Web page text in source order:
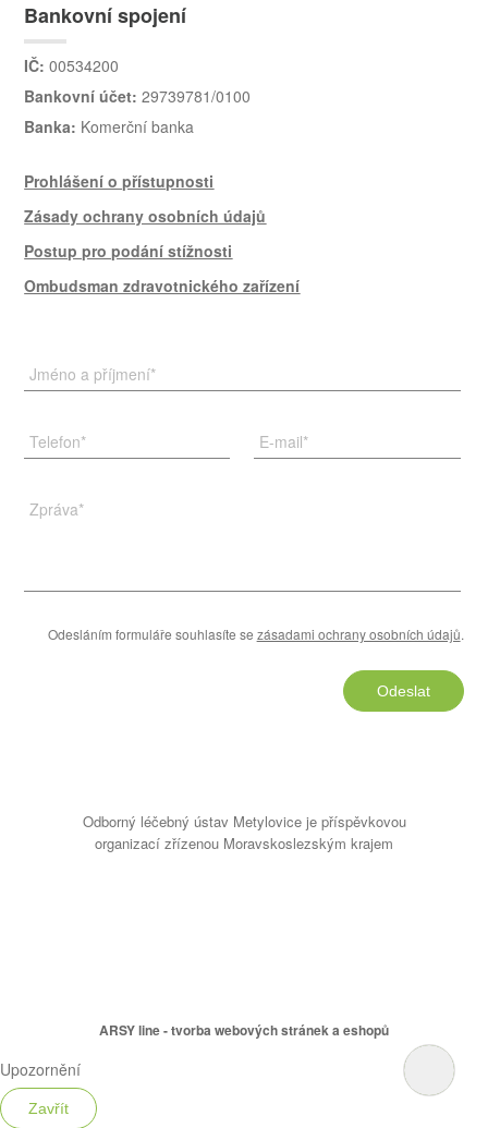
Bankovní spojení
IČ: 00534200
Bankovní účet: 29739781/0100
Banka: Komerční banka
Prohlášení o přístupnosti
Zásady ochrany osobních údajů
Postup pro podání stížnosti
Ombudsman zdravotnického zařízení
Jméno a příjmení*
Telefon* E-mail*
Zpráva*
Odesláním formuláře souhlasíte se zásadami ochrany osobních údajů.
Odeslat
Odborný léčebný ústav Metylovice je příspěvkovou
organizací zřízenou Moravskoslezským krajem
ARSY line - tvorba webových stránek a eshopů
Upozornění
Zavřít